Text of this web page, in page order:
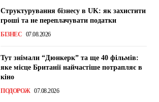
Структурування бізнесу в UK: як захистити
гроші та не переплачувати податки
БІЗНЕС 07.08.2026
Тут знімали “Дюнкерк” та ще 40 фільмів:
яке місце Британії найчастіше потрапляє в
кіно
ПОДОРОЖ 07.08.2026